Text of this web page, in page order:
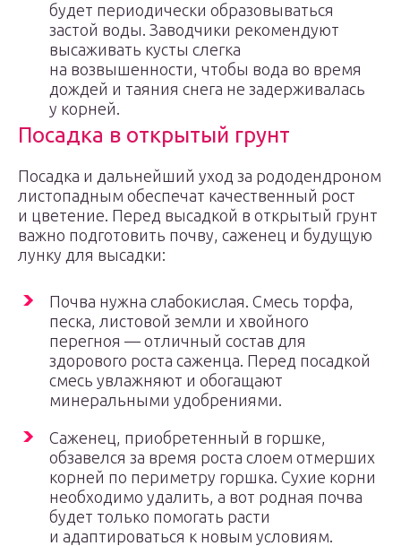
будет периодически образовываться
застой воды. Заводчики рекомендуют
высаживать кусты слегка
на возвышенности, чтобы вода во время
дождей и таяния снега не задерживалась
у корней.
Посадка в открытый грунт
Посадка и дальнейший уход за рододендроном
листопадным обеспечат качественный рост
и цветение. Перед высадкой в открытый грунт
важно подготовить почву, саженец и будущую
лунку для высадки:
Почва нужна слабокислая. Смесь торфа,
песка, листовой земли и хвойного
перегноя — отличный состав для
здорового роста саженца. Перед посадкой
смесь увлажняют и обогащают
минеральными удобрениями.
Саженец, приобретенный в горшке,
обзавелся за время роста слоем отмерших
корней по периметру горшка. Сухие корни
необходимо удалить, а вот родная почва
будет только помогать расти
и адаптироваться к новым условиям.